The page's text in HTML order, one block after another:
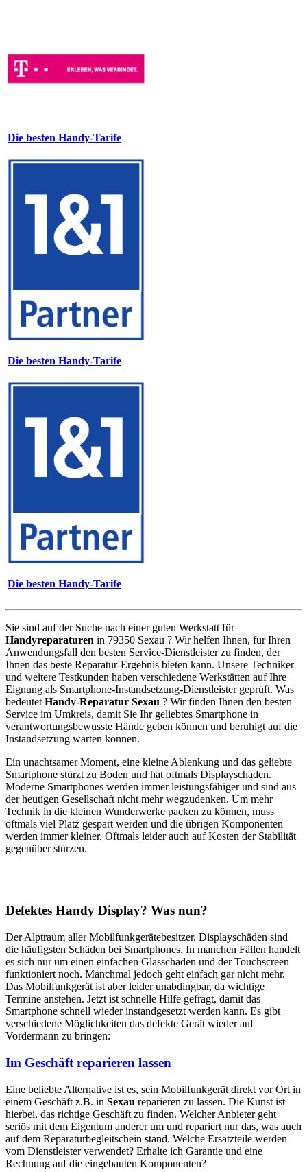
Die besten Handy-Tarife
Die besten Handy-Tarife
Die besten Handy-Tarife
Sie sind auf der Suche nach einer guten Werkstatt für
Handyreparaturen in 79350 Sexau ? Wir helfen Ihnen, für Ihren
Anwendungsfall den besten Service-Dienstleister zu finden, der
Ihnen das beste Reparatur-Ergebnis bieten kann. Unsere Techniker
und weitere Testkunden haben verschiedene Werkstätten auf Ihre
Eignung als Smartphone-Instandsetzung-Dienstleister geprüft. Was
bedeutet Handy-Reparatur Sexau ? Wir finden Ihnen den besten
Service im Umkreis, damit Sie Ihr geliebtes Smartphone in
verantwortungsbewusste Hände geben können und beruhigt auf die
Instandsetzung warten können.
Ein unachtsamer Moment, eine kleine Ablenkung und das geliebte
Smartphone stürzt zu Boden und hat oftmals Displayschaden.
Moderne Smartphones werden immer leistungsfähiger und sind aus
der heutigen Gesellschaft nicht mehr wegzudenken. Um mehr
Technik in die kleinen Wunderwerke packen zu können, muss
oftmals viel Platz gespart werden und die übrigen Komponenten
werden immer kleiner. Oftmals leider auch auf Kosten der Stabilität
gegenüber stürzen.
Defektes Handy Display? Was nun?
Der Alptraum aller Mobilfunkgerätebesitzer. Displayschäden sind
die häufigsten Schäden bei Smartphones. In manchen Fällen handelt
es sich nur um einen einfachen Glasschaden und der Touchscreen
funktioniert noch. Manchmal jedoch geht einfach gar nicht mehr.
Das Mobilfunkgerät ist aber leider unabdingbar, da wichtige
Termine anstehen. Jetzt ist schnelle Hilfe gefragt, damit das
Smartphone schnell wieder instandgesetzt werden kann. Es gibt
verschiedene Möglichkeiten das defekte Gerät wieder auf
Vordermann zu bringen:
Im Geschäft reparieren lassen
Eine beliebte Alternative ist es, sein Mobilfunkgerät direkt vor Ort in
einem Geschäft z.B. in Sexau reparieren zu lassen. Die Kunst ist
hierbei, das richtige Geschäft zu finden. Welcher Anbieter geht
seriös mit dem Eigentum anderer um und repariert nur das, was auch
auf dem Reparaturbegleitschein stand. Welche Ersatzteile werden
vom Dienstleister verwendet? Erhalte ich Garantie und eine
Rechnung auf die eingebauten Komponenten?